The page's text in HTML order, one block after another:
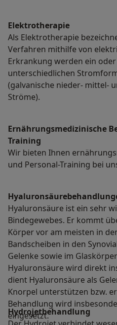
Elektrotherapie
Als Elektrotherapie
Verfahren mithilfe von
Erkrankung werden ein
unterschiedlichen
(galvanische nieder- mittel-
Ströme).
Ernährungsmedizinische
Training
Wir bieten Ihnen
und Personal-Training bei
Hyaluronsäure ist ein sehr
Bindegewebes. Er kommt
Körper vor am meisten in
Bandscheiben in den
Gelenke sowie im
Hyaluronsäure wird direkt
dient Hyaluronsäure als
Knorpel unterstützen bzw.
Behandlung wird
eingesetzt.
Hydrojetbehandlung